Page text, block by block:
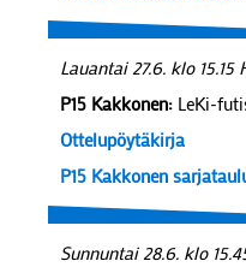
Lauantai 27.6. klo
P15 Kakkonen: LeKi-
Ottelupöytäkirja
P15 Kakkonen
Sunnuntai 28.6. klo